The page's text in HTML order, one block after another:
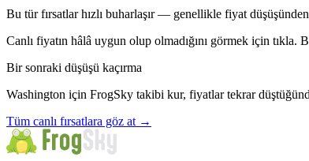
Bu tür fırsatlar hızlı buharlaşır — genellikle fiyat
Canlı fiyatın hâlâ uygun olup olmadığını görmek için tıkla.
Bir sonraki düşüşü kaçırma
Washington için FrogSky takibi kur, fiyatlar tekrar
Tüm canlı fırsatlara göz at →